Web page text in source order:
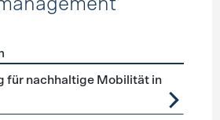
Mobilitätsmanagement
für nachhaltige Mobilität in